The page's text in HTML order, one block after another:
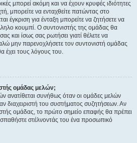
μπορεί ακόμη και να έχουν κρυφές ιδιότητες
μπορείτε να ενταχθείτε πατώντας στο
έγκριση για ένταξη μπορείτε να ζητήσετε να
κουμπί. Ο συντονιστής της ομάδας θα
και ίσως σας ρωτήσει γιατί θέλετε να
μην παρενοχλήσετε τον συντονιστή ομάδας
έχει τους λόγους του.
ομάδας μελών;
ανατίθεται συνήθως όταν οι ομάδες μελών
διαχειριστή του συστήματος συζητήσεων. Αν
ομάδας, το πρώτο σημείο επαφής θα πρέπει
στέλνοντάς του ένα προσωπικό